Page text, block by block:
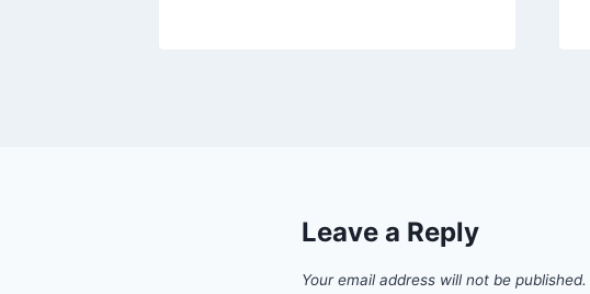
Leave a Reply
Your email address will not be published.